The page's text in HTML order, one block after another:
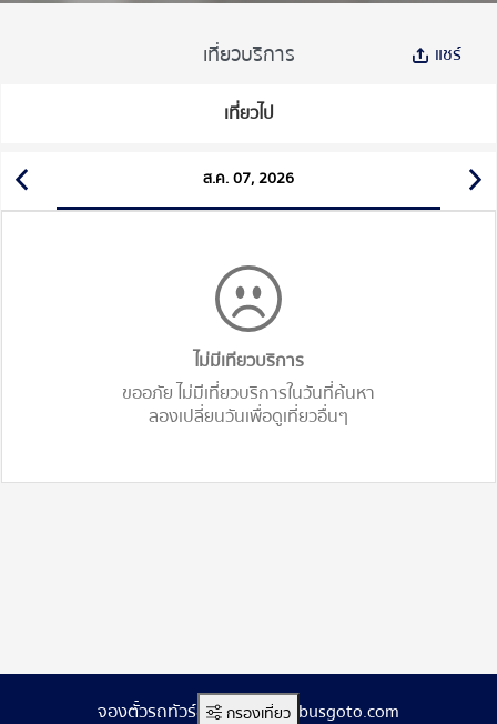
เที่ยวบริการ แชร์
เที่ยวไป
ส.ค. 07, 2026
ไม่มีเทียวบริการ
ขออภัย ไม่มีเที่ยวบริการในวันที่ค้นหา
ลองเปลี่ยนวันเพื่อดูเที่ยวอื่นๆ
กรองเที่ยว
จองตั๋วรถทัวร์ออนไลน์ www.busgoto.com